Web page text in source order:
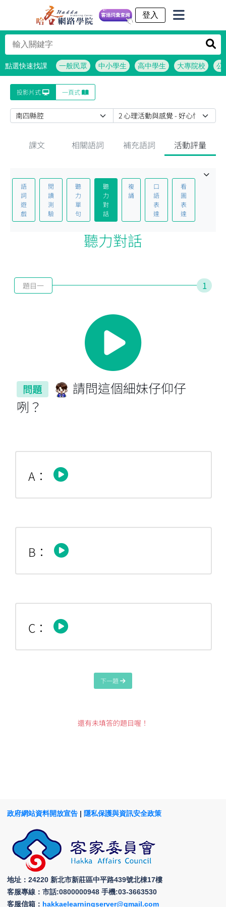
客語詞彙查詢
點選快速找課 一般民眾 中小學生 高中學生 大專院校 公
投影片式 一頁式
課文 相關語詞 補充語詞 活動評量
語
詞
遊
戲
閱
讀
測
驗
聽
力
單
句
聽
力
對
話
複
誦
口
語
表
達
看
圖
表
達
聽力對話
題目一 1
問題
請問這個細妹仔仰仔
咧？
A：
B：
C：
下一題
還有未填答的題目喔！
政府網站資料開放宣告 | 隱私保護與資訊安全政策
地址：24220 新北市新莊區中平路439號北棟17樓
客服專線：市話:0800000948 手機:03-3663530
客服信箱： hakkaelearningserver@gmail.com